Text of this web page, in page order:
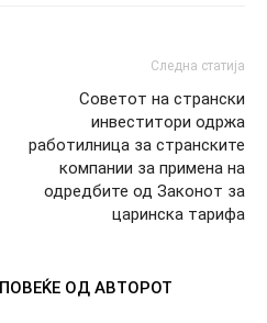
Следна статија
Советот на странски
инвеститори одржа
работилница за странските
компании за примена на
одредбите од Законот за
царинска тарифа
ПОВЕЌЕ ОД АВТОРОТ